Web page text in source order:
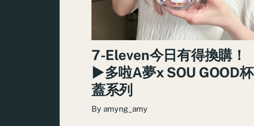
7-Eleven今日有得換購！
►多啦A夢x SOU GOOD杯
蓋系列
By amyng_amy